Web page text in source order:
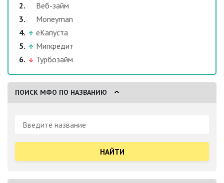
Веб-займ
Moneyman
еКапуста
Мигкредит
Турбозайм
ПОИСК МФО ПО НАЗВАНИЮ
Поиск: